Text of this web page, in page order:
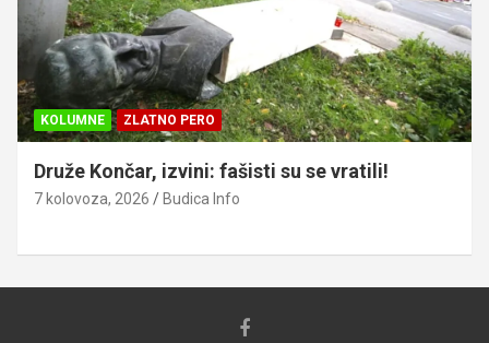
KOLUMNE ZLATNO PERO
Druže Končar, izvini: fašisti su se vratili!
7 kolovoza, 2026 Budica Info